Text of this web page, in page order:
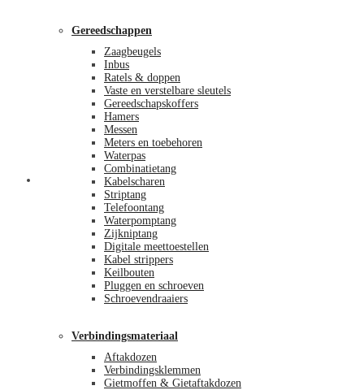
Gereedschappen
Zaagbeugels
Inbus
Ratels & doppen
Vaste en verstelbare sleutels
Gereedschapskoffers
Hamers
Messen
Meters en toebehoren
Waterpas
Combinatietang
Kabelscharen
Striptang
Telefoontang
Waterpomptang
Zijkniptang
Digitale meettoestellen
Kabel strippers
Keilbouten
Pluggen en schroeven
Schroevendraaiers
Verbindingsmateriaal
Aftakdozen
Verbindingsklemmen
Gietmoffen & Gietaftakdozen